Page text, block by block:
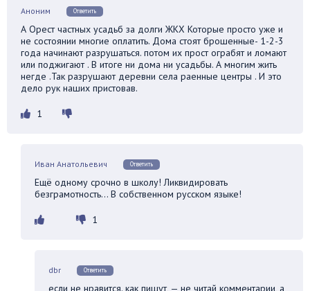
Аноним Ответить
А Орест частных усадьб за долги ЖКХ Которые просто уже и
не состоянии многие оплатить. Дома стоят брошенные- 1-2-3
года начинают разрушаться. потом их прост ограбят и ломают
или поджигают . В итоге ни дома ни усадьбы. А многим жить
негде .Так разрушают деревни села раенные центры . И это
дело рук наших пристовав.
1
Иван Анатольевич Ответить
Ещё одному срочно в школу! Ликвидировать
безграмотность… В собственном русском языке!
1
dbr Ответить
если не нравится. как пишут, — не читай комментарии, а